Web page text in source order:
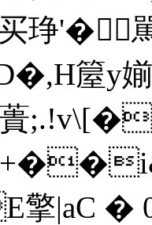
琤'�
箼y
擎|aC